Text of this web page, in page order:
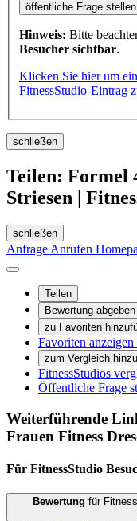
öffentliche Frage stellen
Hinweis: Bitte
Besucher sichtbar.
Klicken Sie hier um
FitnessStudio-Eintrag
schließen
Teilen: Formel
Striesen |
schließen
Anfrage Anrufen
Teilen
Bewertung abgeben
zu Favoriten
Favoriten anzeigen
zum Vergleich
FitnessStudios
Öffentliche Frage
Weiterführende
Frauen Fitness
Für FitnessStudio
Bewertung für